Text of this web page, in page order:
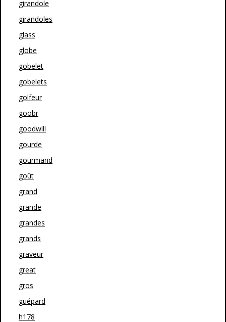
girandole
girandoles
glass
globe
gobelet
gobelets
golfeur
goobr
goodwill
gourde
gourmand
goût
grand
grande
grandes
grands
graveur
great
gros
guépard
h178